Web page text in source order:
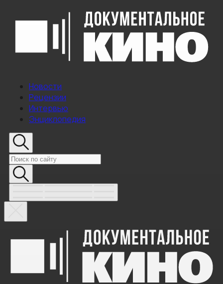
Новости
Рецензии
Интервью
Энциклопедия